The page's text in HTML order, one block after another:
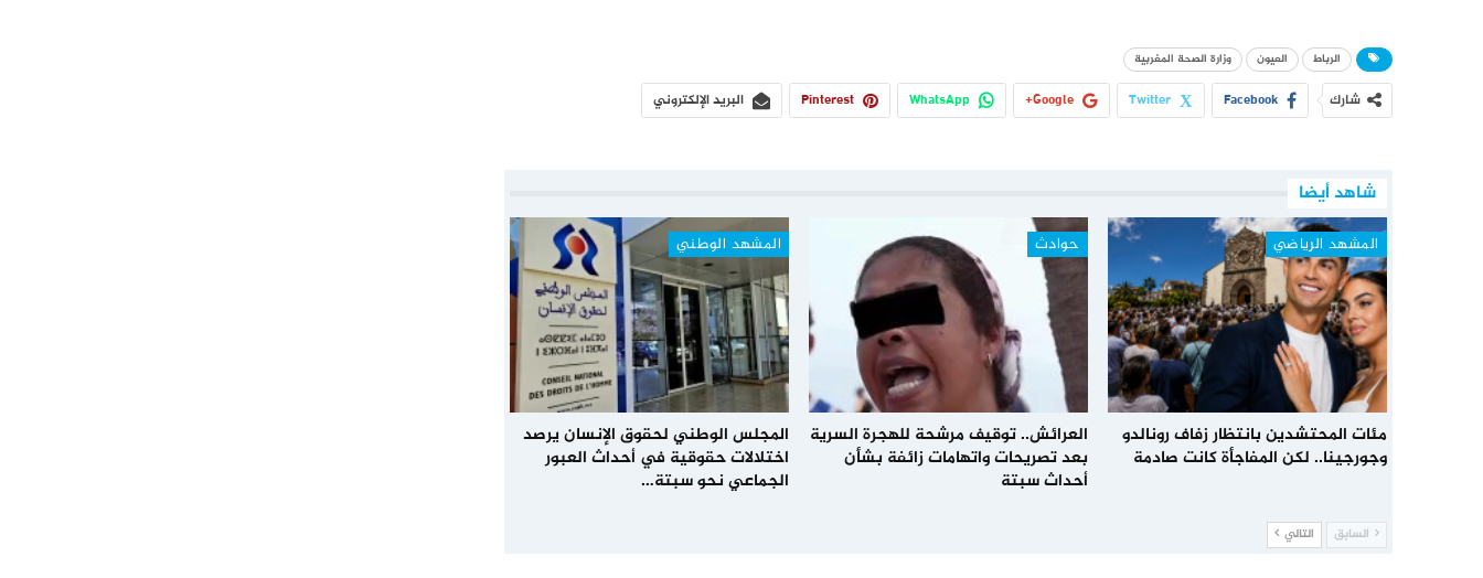
الرباط العيون وزارة الصحة المغربية
شارك Facebook
Twitter
Google+
WhatsApp
Pinterest البريد الإلكتروني
شاهد أيضا
المشهد الرياضي
مئات المحتشدين بانتظار زفاف رونالدو
وجورجينا.. لكن المفاجأة كانت صادمة
حوادث
العرائش.. توقيف مرشحة للهجرة السرية
بعد تصريحات واتهامات زائفة بشأن
أحداث سبتة
المشهد الوطني
المجلس الوطني لحقوق الإنسان يرصد
اختلالات حقوقية في أحداث العبور
الجماعي نحو سبتة…
السابق التالي